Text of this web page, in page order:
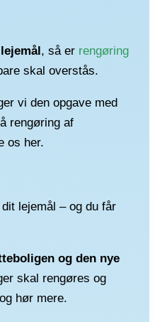
, så er rengøring
skal overstås.
vi den opgave med
rengøring af
os her.
lejemål – og du får
og den nye
skal rengøres og
hør mere.